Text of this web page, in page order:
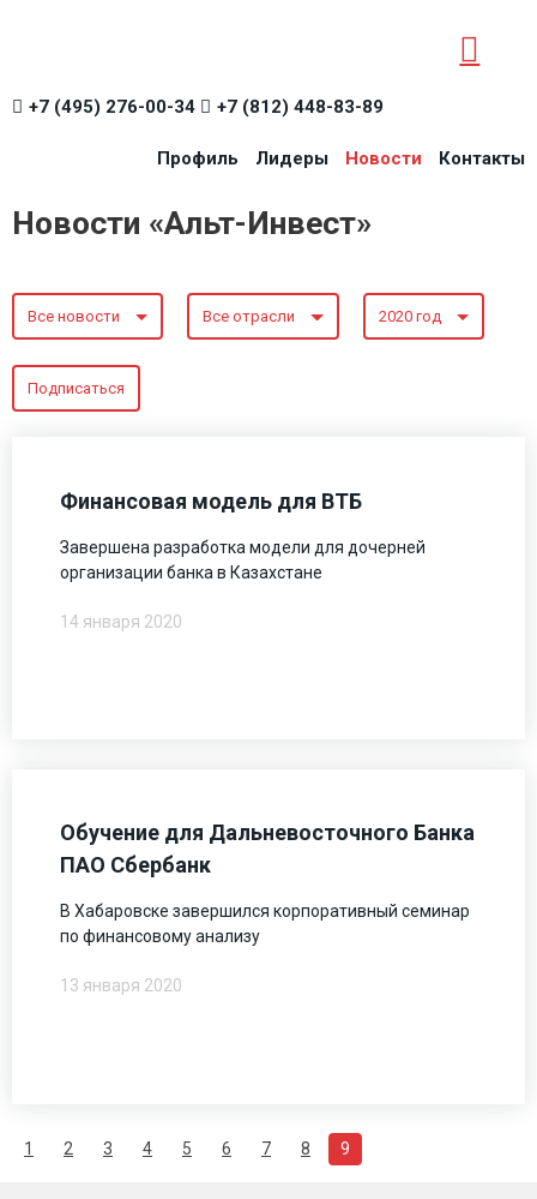
+7 (495) 276-00-34 +7 (812) 448-83-89
Профиль Лидеры Новости Контакты
Новости «Альт-Инвест»
Все новости Все отрасли 2020 год
Подписаться
Финансовая модель для ВТБ
Завершена разработка модели для дочерней
организации банка в Казахстане
14 января 2020
Обучение для Дальневосточного Банка
ПАО Сбербанк
В Хабаровске завершился корпоративный семинар
по финансовому анализу
13 января 2020
1 2 3 4 5 6 7 8 9